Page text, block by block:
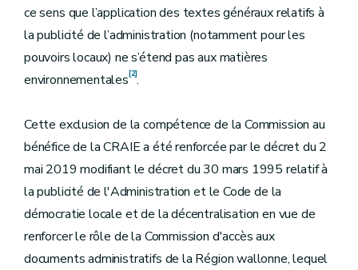
ce sens que l’application des textes généraux relatifs à
la publicité de l’administration (notamment pour les
pouvoirs locaux) ne s’étend pas aux matières
environnementales[2].
Cette exclusion de la compétence de la Commission au
bénéfice de la CRAIE a été renforcée par le décret du 2
mai 2019 modifiant le décret du 30 mars 1995 relatif à
la publicité de l'Administration et le Code de la
démocratie locale et de la décentralisation en vue de
renforcer le rôle de la Commission d'accès aux
documents administratifs de la Région wallonne, lequel